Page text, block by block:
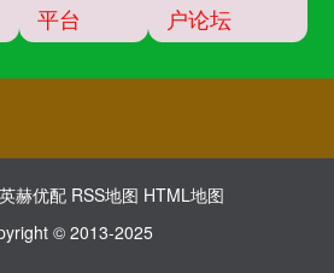
平台
户论坛
英赫优配 RSS地图 HTML地图
© 2013-2025